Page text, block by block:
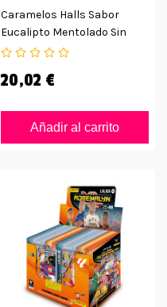
Caramelos Halls Sabor
Eucalipto Mentolado Sin
Azúcar
20,02 €
Añadir al carrito